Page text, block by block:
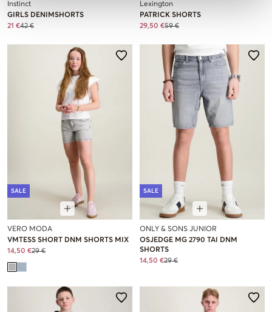
Instinct
GIRLS DENIMSHORTS
21 €42 €
Lexington
PATRICK SHORTS
29,50 €59 €
SALE
VERO MODA
VMTESS SHORT DNM SHORTS MIX
14,50 €29 €
SALE
ONLY & SONS JUNIOR
OSJEDGE MG 2790 TAI DNM
SHORTS
14,50 €29 €